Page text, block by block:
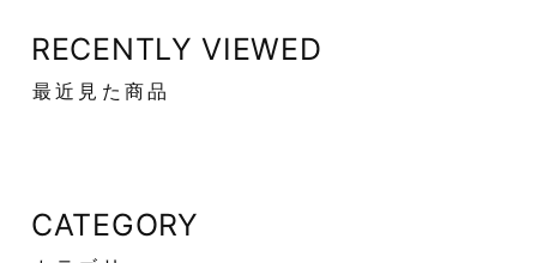
RECENTLY VIEWED
最近見た商品
CATEGORY